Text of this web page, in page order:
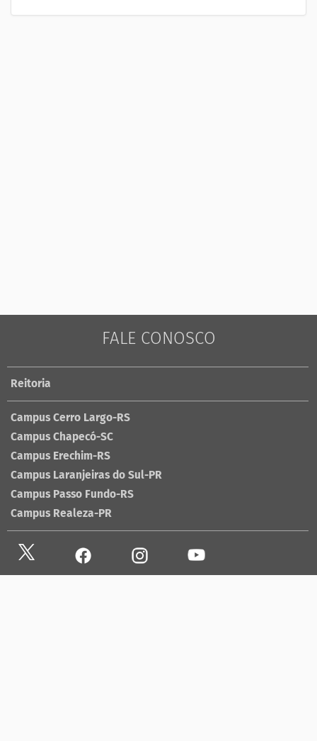
FALE CONOSCO
Reitoria
Campus Cerro Largo-RS
Campus Chapecó-SC
Campus Erechim-RS
Campus Laranjeiras do Sul-PR
Campus Passo Fundo-RS
Campus Realeza-PR